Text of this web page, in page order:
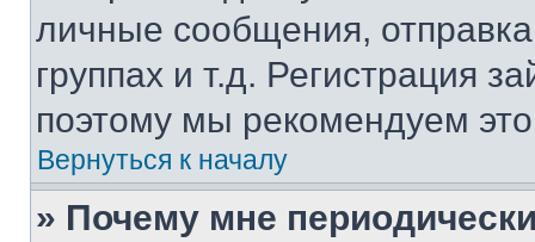
личные сообщения,
группах и т.д. Регистрация
поэтому мы рекомендуем
Вернуться к началу
» Почему мне